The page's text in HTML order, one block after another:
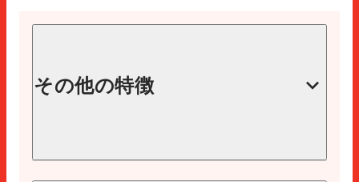
その他の特徴